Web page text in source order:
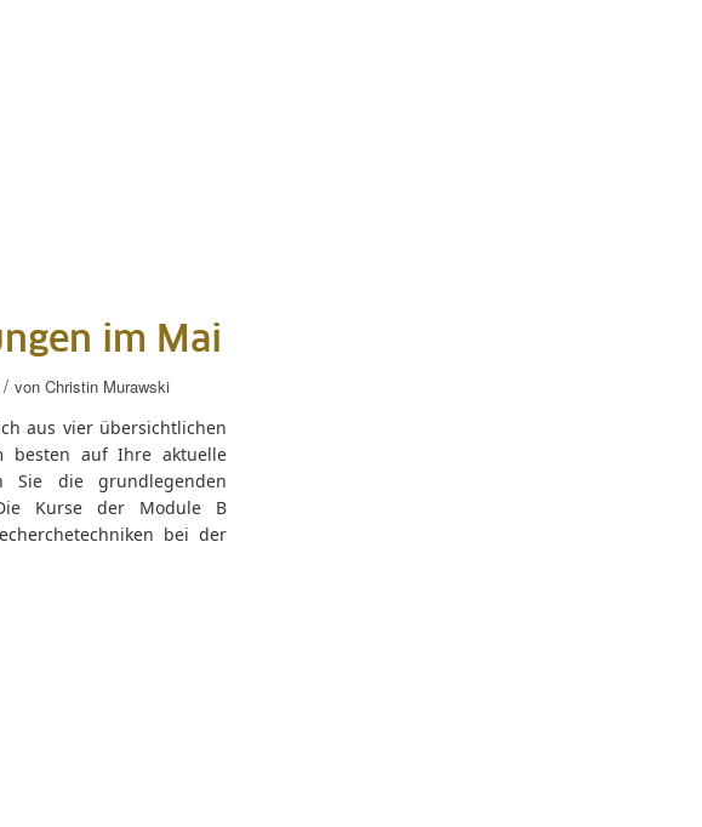
im Mai
/ von Christin Murawski
aus vier übersichtlichen
besten auf Ihre aktuelle
Sie die grundlegenden
Kurse der Module B
bei der